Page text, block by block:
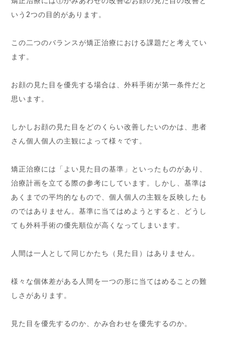
いう2つの目的があります。
この二つのバランスが矯正治療における課題だと考えてい
ます。
お顔の見た目を優先する場合は、外科手術が第一条件だと
思います。
しかしお顔の見た目をどのくらい改善したいのかは、患者
さん個人個人の主観によって様々です。
矯正治療には「よい見た目の基準」といったものがあり、
治療計画を立てる際の参考にしています。しかし、基準は
あくまでの平均的なもので、個人個人の主観を反映したも
のではありません。基準に当てはめようとすると、どうし
ても外科手術の優先順位が高くなってしまいます。
人間は一人として同じかたち（見た目）はありません。
様々な個体差がある人間を一つの形に当てはめることの難
しさがあります。
見た目を優先するのか、かみ合わせを優先するのか。